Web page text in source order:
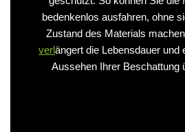
bedenkenlos ausfahren, ohne
Zustand des Materials
verlängert die Lebensdauer und
Aussehen Ihrer Beschattung